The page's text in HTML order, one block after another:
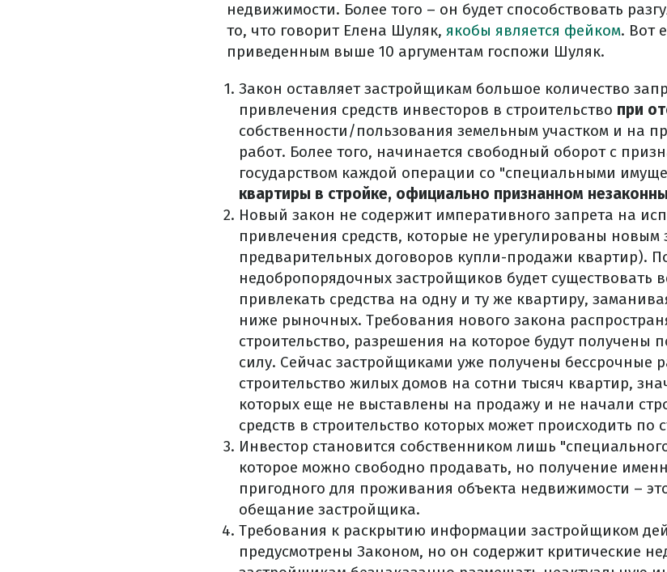
недвижимости. Более того – он будет способствовать
то, что говорит Елена Шуляк, якобы является фейком. Вот
приведенным выше 10 аргументам госпожи Шуляк.
Закон оставляет застройщикам большое количество
привлечения средств инвесторов в строительство при
собственности/пользования земельным участком и на
работ. Более того, начинается свободный оборот с
государством каждой операции со "специальными
квартиры в стройке, официально признанном
Новый закон не содержит императивного запрета на
привлечения средств, которые не урегулированы
предварительных договоров купли-продажи квартир).
недобропорядочных застройщиков будет существовать
привлекать средства на одну и ту же квартиру,
ниже рыночных. Требования нового закона
строительство, разрешения на которое будут получены
силу. Сейчас застройщиками уже получены бессрочные
строительство жилых домов на сотни тысяч квартир,
которых еще не выставлены на продажу и не начали
средств в строительство которых может происходить по
Инвестор становится собственником лишь
которое можно свободно продавать, но получение
пригодного для проживания объекта недвижимости –
обещание застройщика.
Требования к раскрытию информации застройщиком
предусмотрены Законом, но он содержит критические